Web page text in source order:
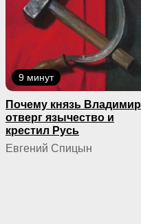
9 минут
Почему князь Владимир
отверг язычество и
крестил Русь
Евгений Спицын